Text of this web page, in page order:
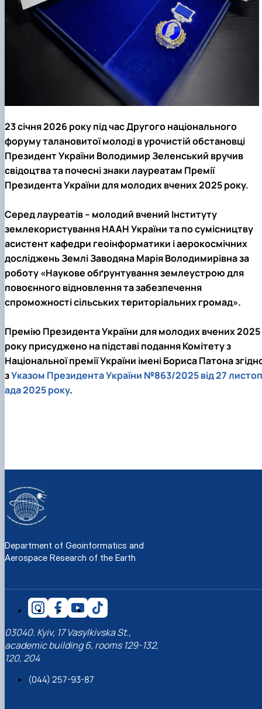
23 січня 2026 року під час Другого національного
форуму талановитої молоді в урочистій обстановці
Президент України Володимир Зеленський вручив
свідоцтва та почесні знаки лауреатам Премії
Президента України для молодих вчених 2025 року.
Серед лауреатів – молодий вчений Інституту
землекористування НААН України та по сумісництву
асистент кафедри геоінформатики і аерокосмічних
досліджень Землі Заводяна Марія Володимирівна за
роботу «Наукове обґрунтування землеустрою для
повоєнного відновлення та забезпечення
спроможності сільських територіальних громад».
Премію Президента України для молодих вчених 2025
року присуджено на підставі подання Комітету з
Національної премії України імені Бориса Патона
зУказом Президента України №863/2025 від 27 листоп
ада 2025 року.
Department of Geoinformatics and
Aerospace Research of the Earth
03040. Kyiv, 17 Vasylkivska St.,
academic building 6, rooms 129-132,
120, 204
(044) 257-93-87